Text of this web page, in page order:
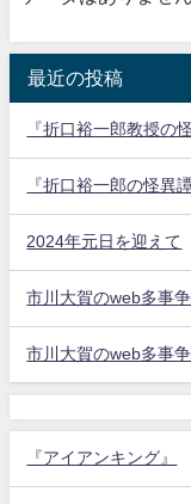
最近の投稿
『折口裕一郎教授の
『折口裕一郎の怪異
2024年元日を迎えて
市川大賀のweb多事争
市川大賀のweb多事
『アイアンキング』